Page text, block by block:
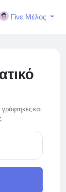
Γίνε Μέλος
και